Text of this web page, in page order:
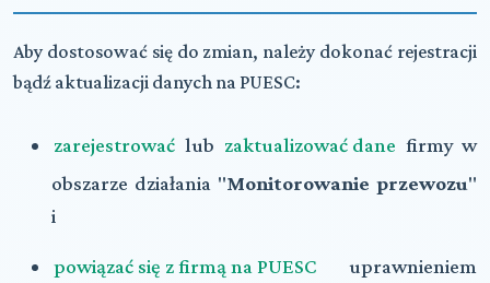
Aby dostosować się do zmian, należy dokonać rejestracji
bądź aktualizacji danych na PUESC:
zarejestrować lub zaktualizować dane firmy w
obszarze działania "Monitorowanie przewozu"
i
powiązać się z firmą na PUESC uprawnieniem